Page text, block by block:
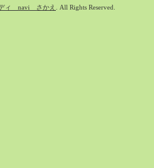
ィ navi さかえ . All Rights Reserved.